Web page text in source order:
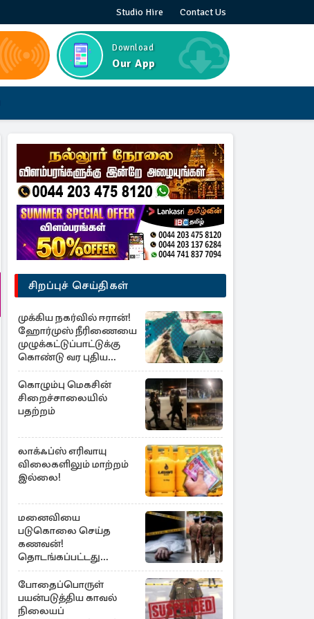
Studio Hire Contact Us
Download
Our App
சிறப்புச் செய்திகள்
முக்கிய நகர்வில் ஈரான்!
ஹோர்முஸ் நீரிணையை
முழுக்கட்டுப்பாட்டுக்கு
கொண்டு வர புதிய
சட்டமூலம்
கொழும்பு மெகசின்
சிறைச்சாலையில்
பதற்றம்
லாக்ஃப்ஸ் எரிவாயு
விலைகளிலும் மாற்றம்
இல்லை!
மனைவியை
படுகொலை செய்த
கணவன்!
தொடங்கப்பட்டது
விசாரணை
போதைப்பொருள்
பயன்படுத்திய காவல்
நிலையப்